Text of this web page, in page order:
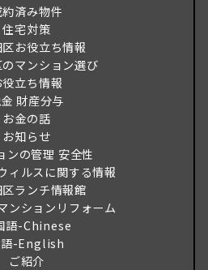
約済み物件
住宅対策
お役立ち情報
マンション選び
役立ち情報
財産分与
お金の話
お知らせ
ンの管理 安全性
ィルスに関する情報
ランチ情報館
ンションリフォーム
語-Chinese
-English
ご紹介